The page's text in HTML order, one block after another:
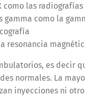
como las
gamma como la
resonancia
es decir
normales. La
inyecciones ni